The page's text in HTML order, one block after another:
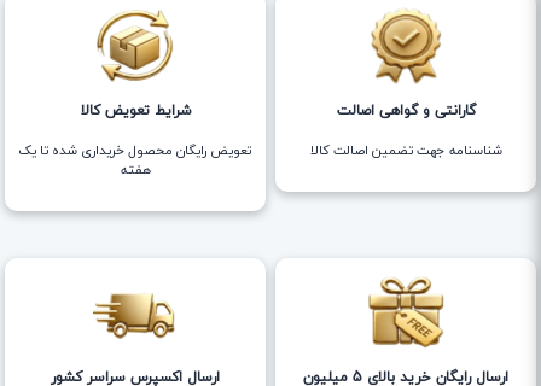
گارانتی و گواهی اصالت
شناسنامه جهت تضمین اصالت کالا
شرایط تعویض کالا
تعویض رایگان محصول خریداری شده تا یک
هفته
ارسال رایگان خرید بالای 5 میلیون ارسال اکسپرس سراسر کشور